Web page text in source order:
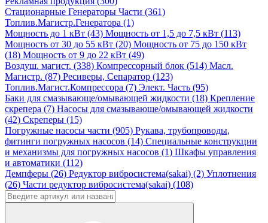
Стационарные Генераторы Части (361)
Топлив.Магистр.Генератора (1)
Мощность до 1 кВт (43) Мощность от 1,5 до 7,5 кВт (113)
Мощность от 30 до 55 кВт (20) Мощность от 75 до 150 кВт
(18) Мощность от 9 до 22 кВт (49)
Воздуш. магист. (338) Компрессорный блок (514) Масл.
Магистр. (87) Ресиверы, Сепаратор (123)
Топлив.Магист.Компрессора (7) Элект. Часть (95)
Баки для смазывающе/омывающей жидкости (18) Крепление
скрепера (7) Насосы для смазывающе/омывающей жидкости
(42) Скреперы (15)
Погружные насосы части (905) Рукава, трубопроводы,
фитинги погружных насосов (14) Специальные конструкции
и механизмы для погружных насосов (1) Шкафы управления
и автоматики (112)
Демпферы (26) Редуктор вибросистема(sakai) (2) Уплотнения
(26) Части редуктор вибросистема(sakai) (108)